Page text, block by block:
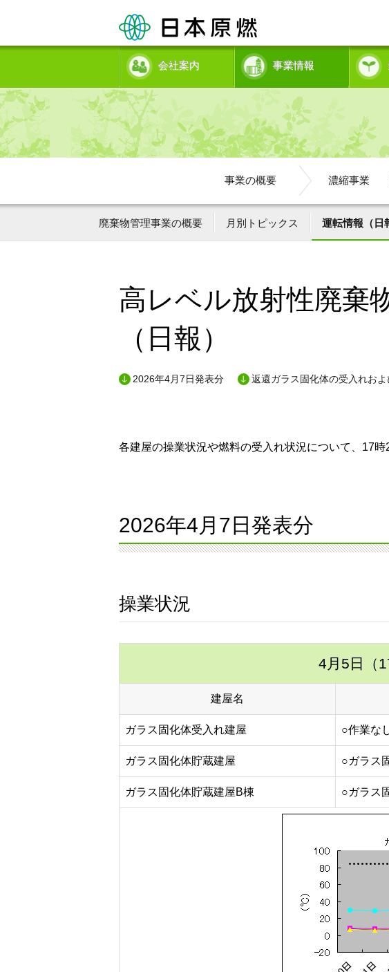
会社案内 事業情報
事業の概要 濃縮事業
廃棄物管理事業の概要 月別トピックス 運転情報（日
高レベル放射性廃棄
（日報）
2026年4月7日発表分 返還ガラス固化体の受入れお
各建屋の操業状況や燃料の受入れ状況について、17
2026年4月7日発表分
操業状況
4月5日（
建屋名
ガラス固化体受入れ建屋 ○作業な
ガラス固化体貯蔵建屋 ○ガラス
ガラス固化体貯蔵建屋B棟 ○ガラス